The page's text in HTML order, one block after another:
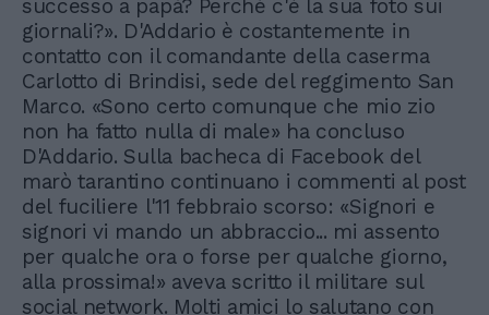
successo a papà? Perché c'è la sua foto sui
giornali?». D'Addario è costantemente in
contatto con il comandante della caserma
Carlotto di Brindisi, sede del reggimento San
Marco. «Sono certo comunque che mio zio
non ha fatto nulla di male» ha concluso
D'Addario. Sulla bacheca di Facebook del
marò tarantino continuano i commenti al post
del fuciliere l'11 febbraio scorso: «Signori e
signori vi mando un abbraccio... mi assento
per qualche ora o forse per qualche giorno,
alla prossima!» aveva scritto il militare sul
social network. Molti amici lo salutano con